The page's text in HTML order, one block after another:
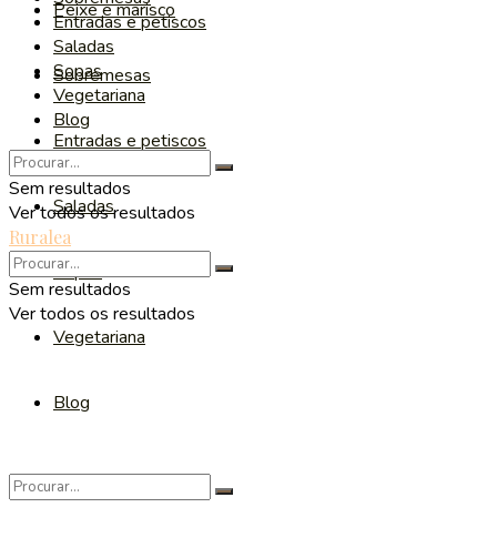
Peixe e marisco
Sobremesas
Entradas e petiscos
Saladas
Sopas
Vegetariana
Blog
Entradas e petiscos
Saladas
Sopas
Vegetariana
Blog
Sem resultados
Ver todos os resultados
Ruralea
Sem resultados
Ver todos os resultados